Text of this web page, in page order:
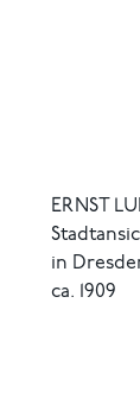
ERNST
in
ca. 1909